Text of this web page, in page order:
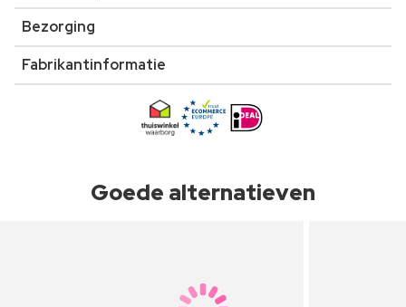
Bezorging
Fabrikantinformatie
Goede alternatieven